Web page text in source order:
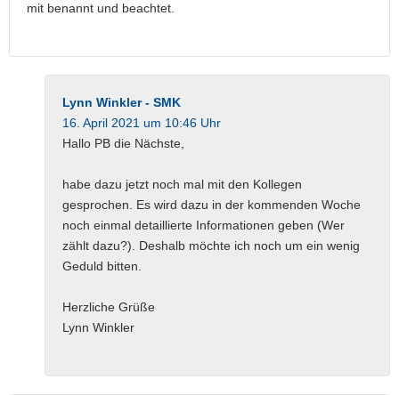
mit benannt und beachtet.
Lynn Winkler - SMK
16. April 2021 um 10:46 Uhr
Hallo PB die Nächste,
habe dazu jetzt noch mal mit den Kollegen
gesprochen. Es wird dazu in der kommenden Woche
noch einmal detaillierte Informationen geben (Wer
zählt dazu?). Deshalb möchte ich noch um ein wenig
Geduld bitten.
Herzliche Grüße
Lynn Winkler